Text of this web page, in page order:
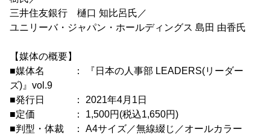
三井住友銀行 樋口 知比呂氏／
ユニリーバ・ジャパン・ホールディングス 島田 由香氏
【媒体の概要】
■媒体名 ： 『日本の人事部 LEADERS(リーダー
ズ)』vol.9
■発行日 ： 2021年4月1日
■定価 ： 1,500円(税込1,650円)
■判型・体裁 ： A4サイズ／無線綴じ／オールカラー